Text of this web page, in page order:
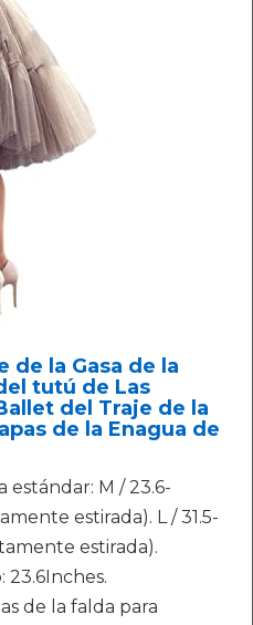
de la Gasa de la
tutú de Las
del Traje de la
de la Enagua de
estándar: M / 23.6-
estirada). L / 31.5-
estirada).
de la falda para